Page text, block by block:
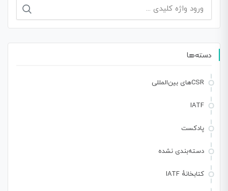
برای:
دسته‌ها
CSRهای بین‌المللی
IATF
پادکست
دسته‌بندی نشده
کتابخانهٔ IATF